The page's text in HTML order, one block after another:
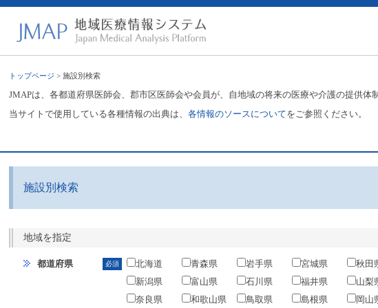
トップページ > 施設別検索
JMAPは、各都道府県医師会、郡市区医師会や会員が、自地域の将来の医療や介護の提供
当サイトで使用している各種情報の出典は、各情報のソースについてをご参照ください。
施設別検索
地域を指定
都道府県 必須 北海道 青森県 岩手県 宮城県 秋田
新潟県
富山県 石川県 福井県 山梨
奈良県
和歌山県 鳥取県 島根県 岡山